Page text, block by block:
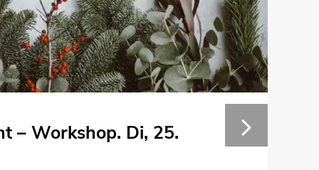
– Workshop. Di, 25.